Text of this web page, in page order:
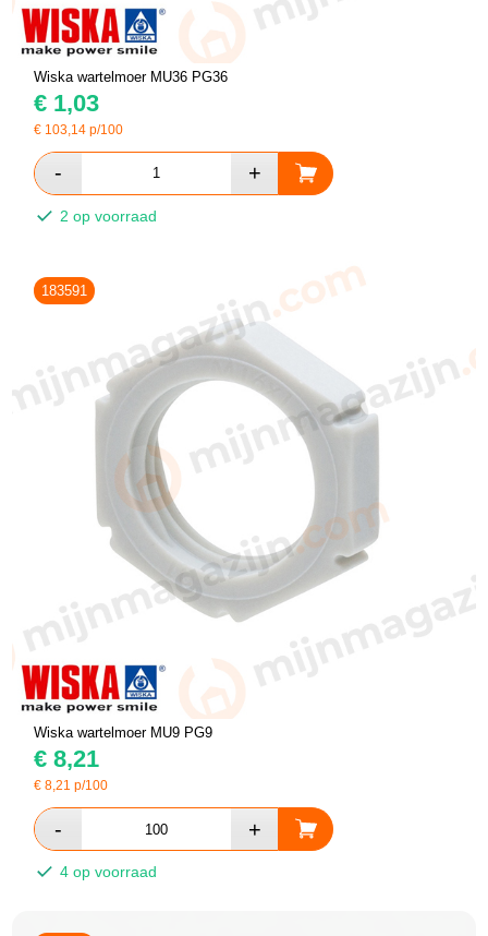
Wiska wartelmoer MU36 PG36
€ 1,03
€ 103,14 p/100
2 op voorraad
183591
Wiska wartelmoer MU9 PG9
€ 8,21
€8,21 p/100
4 op voorraad